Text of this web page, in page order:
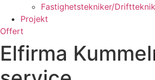
Fastighetstekniker/
Projekt
Offert
Elfirma